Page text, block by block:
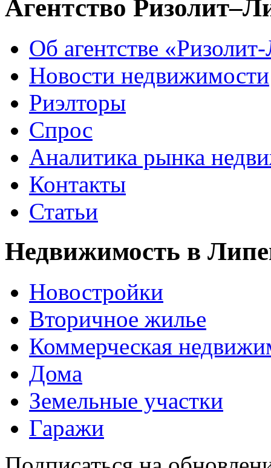
Агентство
Об агентстве
Новости недвижимости
Риэлторы
Спрос
Аналитика рынка
Контакты
Статьи
Недвижимость в
Новостройки
Вторичное жилье
Коммерческая
Дома
Земельные участки
Гаражи